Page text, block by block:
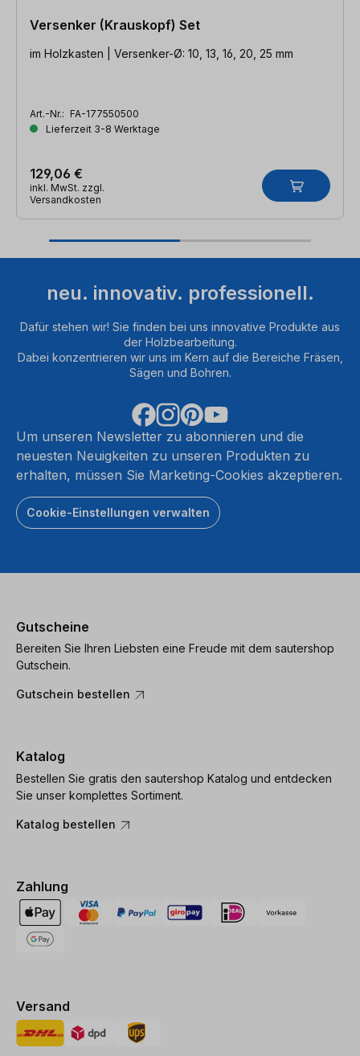
Versenker (Krauskopf) Set
im Holzkasten | Versenker-Ø: 10, 13, 16, 20, 25 mm
Art.-Nr.: FA-177550500
Lieferzeit 3-8 Werktage
129,06 €
inkl. MwSt. zzgl.
Versandkosten
neu. innovativ. professionell.
Dafür stehen wir! Sie finden bei uns innovative Produkte aus
der Holzbearbeitung.
Dabei konzentrieren wir uns im Kern auf die Bereiche Fräsen,
Sägen und Bohren.
Um unseren Newsletter zu abonnieren und die
neuesten Neuigkeiten zu unseren Produkten zu
erhalten, müssen Sie Marketing-Cookies akzeptieren.
Cookie-Einstellungen verwalten
Gutscheine
Bereiten Sie Ihren Liebsten eine Freude mit dem sautershop
Gutschein.
Gutschein bestellen
Katalog
Bestellen Sie gratis den sautershop Katalog und entdecken
Sie unser komplettes Sortiment.
Katalog bestellen
Zahlung
Versand